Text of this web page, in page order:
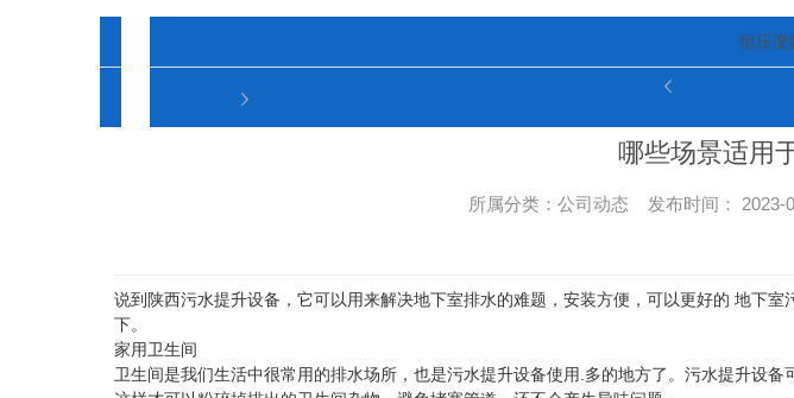
恒压变
哪些场景适用
所属分类：公司动态 发布时间：
说到陕西污水提升设备，它可以用来解决地下室排水的难题，安装方便，可以更好的 地下
下。
家用卫生间
卫生间是我们生活中很常用的排水场所，也是污水提升设备使用.多的地方了。污水提升设